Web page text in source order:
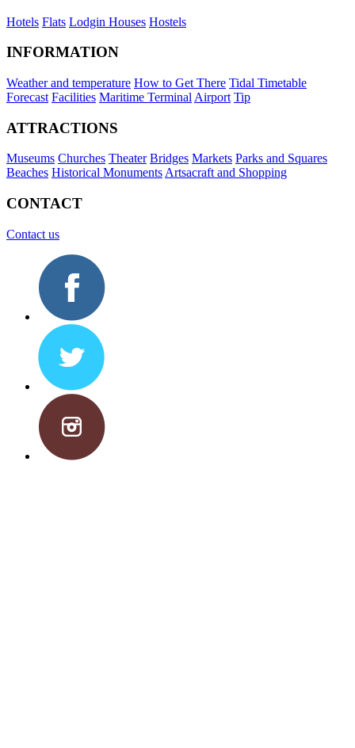
Hotels Flats Lodgin Houses Hostels
INFORMATION
Weather and temperature How to Get There Tidal Timetable
Forecast Facilities Maritime Terminal Airport Tip
ATTRACTIONS
Museums Churches Theater Bridges Markets Parks and Squares
Beaches Historical Monuments Artsacraft and Shopping
CONTACT
Contact us